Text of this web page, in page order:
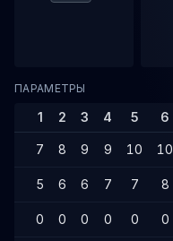
ПАРАМЕТРЫ
1 2 3 4 5 6
7 8 9 9 10 10
5 6 6 7 7 8
0 0 0 0 0 0